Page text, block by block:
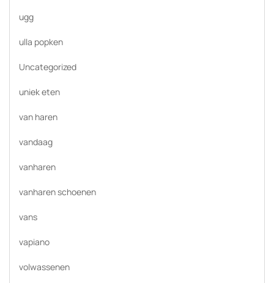
ugg
ulla popken
Uncategorized
uniek eten
van haren
vandaag
vanharen
vanharen schoenen
vans
vapiano
volwassenen